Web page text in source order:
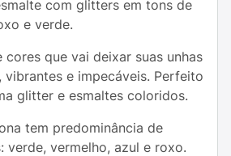
com glitters em tons de
e verde.
cores que vai deixar suas unhas
vibrantes e impecáveis. Perfeito
glitter e esmaltes coloridos.
tem predominância de
verde, vermelho, azul e roxo.